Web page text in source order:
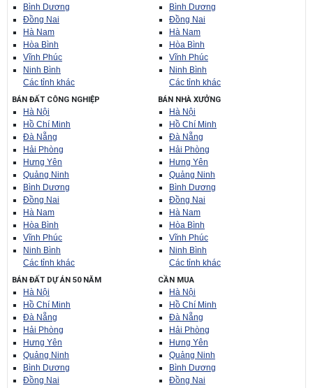
Bình Dương
Đồng Nai
Hà Nam
Hòa Bình
Vĩnh Phúc
Ninh Bình
Các tỉnh khác
Bình Dương
Đồng Nai
Hà Nam
Hòa Bình
Vĩnh Phúc
Ninh Bình
Các tỉnh khác
BÁN ĐẤT CÔNG NGHIỆP
Hà Nội
Hồ Chí Minh
Đà Nẵng
Hải Phòng
Hưng Yên
Quảng Ninh
Bình Dương
Đồng Nai
Hà Nam
Hòa Bình
Vĩnh Phúc
Ninh Bình
Các tỉnh khác
BÁN NHÀ XƯỞNG
Hà Nội
Hồ Chí Minh
Đà Nẵng
Hải Phòng
Hưng Yên
Quảng Ninh
Bình Dương
Đồng Nai
Hà Nam
Hòa Bình
Vĩnh Phúc
Ninh Bình
Các tỉnh khác
BÁN ĐẤT DỰ ÁN 50 NĂM
Hà Nội
Hồ Chí Minh
Đà Nẵng
Hải Phòng
Hưng Yên
Quảng Ninh
Bình Dương
Đồng Nai
CẦN MUA
Hà Nội
Hồ Chí Minh
Đà Nẵng
Hải Phòng
Hưng Yên
Quảng Ninh
Bình Dương
Đồng Nai